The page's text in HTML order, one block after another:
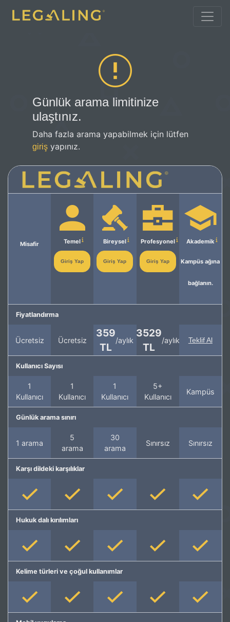
Günlük arama limitinize
ulaştınız.
Daha fazla arama yapabilmek için lütfen
giriş yapınız.
Misafir Temel
Giriş Yap
Bireysel
Giriş Yap
Profesyonel
Giriş Yap
Akademik
Kampüs ağına
bağlanın.
Fiyatlandırma
Ücretsiz Ücretsiz
359
TL
/aylık
3529
TL
/aylık Teklif Al
Kullanıcı Sayısı
1
Kullanıcı
1
Kullanıcı
1
Kullanıcı
5+
Kullanıcı
Kampüs
Günlük arama sınırı
1 arama
5
arama
30
arama
Sınırsız Sınırsız
Karşı dildeki karşılıklar
Hukuk dalı kırılımları
Kelime türleri ve çoğul kullanımlar